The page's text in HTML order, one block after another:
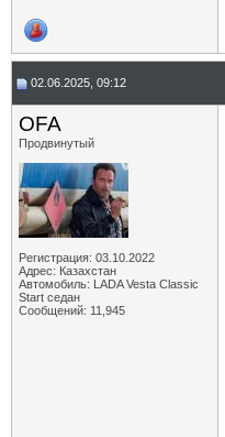
02.06.2025, 09:12
OFA
Продвинутый
Регистрация: 03.10.2022
Адрес: Казахстан
Автомобиль: LADA Vesta Classic
Start седан
Сообщений: 11,945